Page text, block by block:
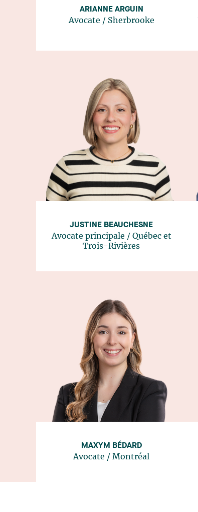
ARIANNE ARGUIN
Avocate / Sherbrooke
JUSTINE BEAUCHESNE
Avocate principale / Québecet
Trois-Rivières
MAXYM BÉDARD
Avocate / Montréal